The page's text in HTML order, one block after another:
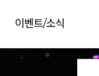
이벤트/소식